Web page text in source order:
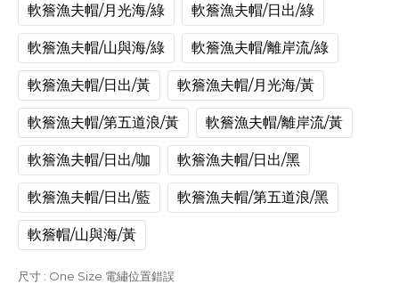
軟簷漁夫帽/月光海/綠 軟簷漁夫帽/日出/綠
軟簷漁夫帽/山與海/綠 軟簷漁夫帽/離岸流/綠
軟簷漁夫帽/日出/黃 軟簷漁夫帽/月光海/黃
軟簷漁夫帽/第五道浪/黃 軟簷漁夫帽/離岸流/黃
軟簷漁夫帽/日出/咖 軟簷漁夫帽/日出/黑
軟簷漁夫帽/日出/藍 軟簷漁夫帽/第五道浪/黑
軟簷帽/山與海/黃
尺寸 : One Size 電繡位置錯誤